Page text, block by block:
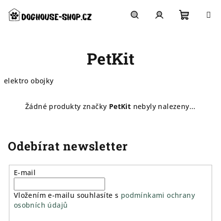
obsah
PetKit
elektro obojky
Žádné produkty značky PetKit nebyly nalezeny...
Odebírat newsletter
E-mail
Vložením e-mailu souhlasíte s podmínkami ochrany
osobních údajů